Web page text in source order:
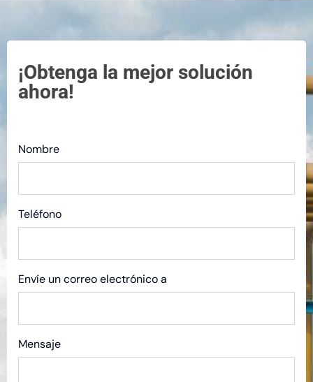
¡Obtenga la mejor solución
ahora!
Nombre
Teléfono
Envíe un correo electrónico a
Mensaje